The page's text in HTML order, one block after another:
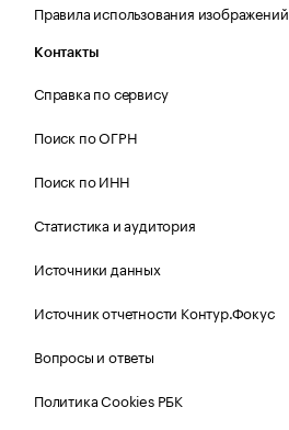
Правила использования изображений
Контакты
Справка по сервису
Поиск по ОГРН
Поиск по ИНН
Статистика и аудитория
Источники данных
Источник отчетности Контур.Фокус
Вопросы и ответы
Политика Cookies РБК